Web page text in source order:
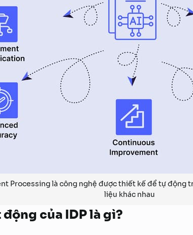
Processing là công nghệ được thiết kế để tự động
liệu khác nhau
của IDP là gì?